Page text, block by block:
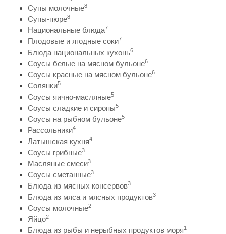
Супы молочные8
Супы-пюре8
Национальные блюда7
Плодовые и ягодные соки7
Блюда национальных кухонь6
Соусы белые на мясном бульоне6
Соусы красные на мясном бульоне6
Солянки5
Соусы яично-масляные5
Соусы сладкие и сиропы5
Соусы на рыбном бульоне5
Рассольники4
Латышская кухня4
Соусы грибные3
Масляные смеси3
Соусы сметанные3
Блюда из мясных консервов3
Блюда из мяса и мясных продуктов3
Соусы молочные2
Яйцо2
Блюда из рыбы и нерыбных продуктов моря1